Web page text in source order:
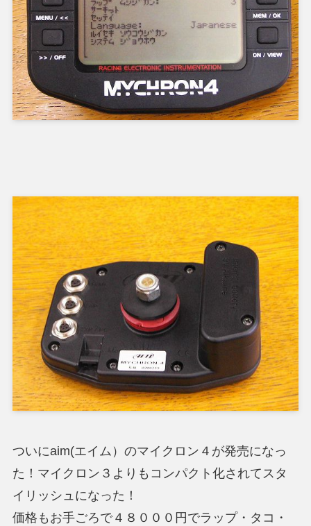
ついにaim(エイム）のマイクロン４が発売になっ
た！マイクロン３よりもコンパクト化されてスタ
イリッシュになった！
価格もお手ごろで４８０００円でラップ・タコ・